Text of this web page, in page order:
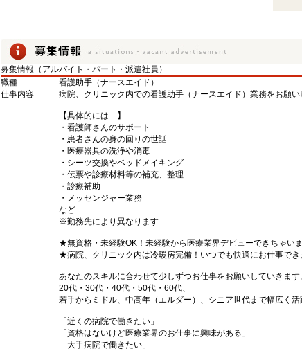
募集情報（アルバイト・パート・派遣社員）
職種
看護助手（ナースエイド）
仕事内容
病院、クリニック内での看護助手（ナースエイド）業務をお願い
【具体的には…】
・看護師さんのサポート
・患者さんの身の回りの世話
・医療器具の洗浄や消毒
・シーツ交換やベッドメイキング
・伝票や診療材料等の補充、整理
・診療補助
・メッセンジャー業務
など
※勤務先により異なります
★無資格・未経験OK！未経験から医療業界デビューできちゃい
★病院、クリニック内は冷暖房完備！いつでも快適にお仕事でき
あなたのスキルに合わせて少しずつお仕事をお願いしていきます
20代・30代・40代・50代・60代、
若手からミドル、中高年（エルダー）、シニア世代まで幅広く活
「近くの病院で働きたい」
「資格はないけど医療業界のお仕事に興味がある」
「大手病院で働きたい」